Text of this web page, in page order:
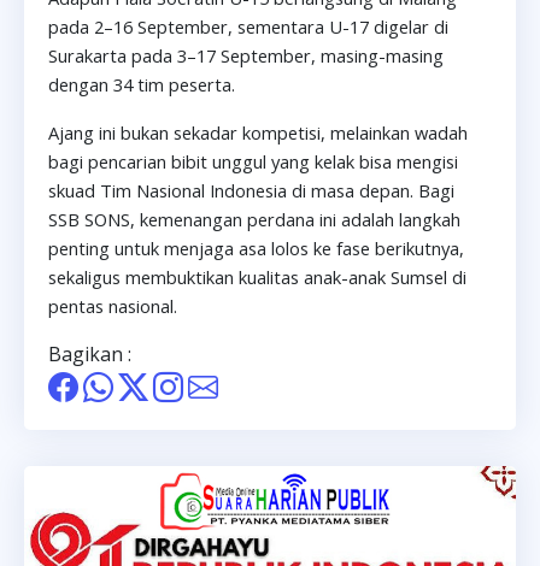
pada 2–16 September, sementara U-17 digelar di
Surakarta pada 3–17 September, masing-masing
dengan 34 tim peserta.
Ajang ini bukan sekadar kompetisi, melainkan wadah
bagi pencarian bibit unggul yang kelak bisa mengisi
skuad Tim Nasional Indonesia di masa depan. Bagi
SSB SONS, kemenangan perdana ini adalah langkah
penting untuk menjaga asa lolos ke fase berikutnya,
sekaligus membuktikan kualitas anak-anak Sumsel di
pentas nasional.
Bagikan :